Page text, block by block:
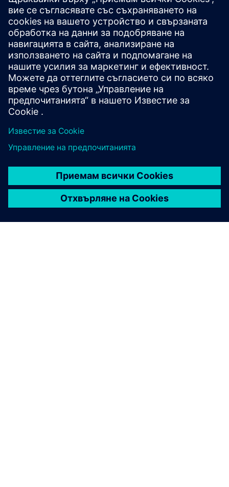
ML cube Platform
ML cube Platform е приложение за надзор на AI, което
гарантира, че моделите на AI на Siemens Industrial Edge
остават надеждни. Той открива отклонение на данните
и модела, маркира промените в поведението,
влияещи върху качеството, ...
Научете повече